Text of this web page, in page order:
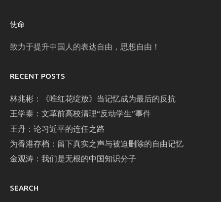
使命
致力于提升中国人的表达自由，思想自由！
RECENT POSTS
林兆彬：《唯红花绽放》当记忆成为最后的反抗
王学泰：文革前高校清理“反动学生”事件
王丹：论习近平的连任之路
为香港存档：留下真实之声与被迫删除的自由记忆
金观涛：我们是无根的中国知识分子
SEARCH